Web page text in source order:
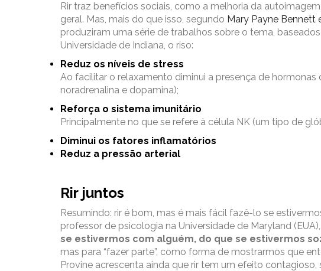
Rir traz benefícios sociais, como a melhoria da
geral. Mas, mais do que isso, segundo Mary Payne Bennett
produziram uma série de trabalhos sobre o tema,
Universidade de Indiana, o riso:
Reduz os níveis de stress
Ao facilitar o relaxamento diminui a presença de
noradrenalina e dopamina);
Reforça o sistema imunitário
Principalmente no que se refere à célula NK (um tipo de
Diminui os fatores inflamatórios
Reduz a pressão arterial
Rir juntos
Resumindo: rir é bom, mas é mais fácil fazê-lo se
professor de psicologia na Universidade de Maryland
se estivermos com alguém, do que se estivermos
mas para “fazer parte”, como forma de mostrarmos que
Provine acrescenta ainda que rir tem um efeito